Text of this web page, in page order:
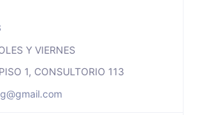
Y VIERNES
1, CONSULTORIO 113